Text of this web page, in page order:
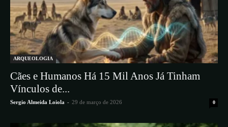
ARQUEOLOGIA
Cães e Humanos Há 15 Mil Anos Já Tinham
Vínculos de...
Sergio Almeida Loiola - 29 de março de 2026 0